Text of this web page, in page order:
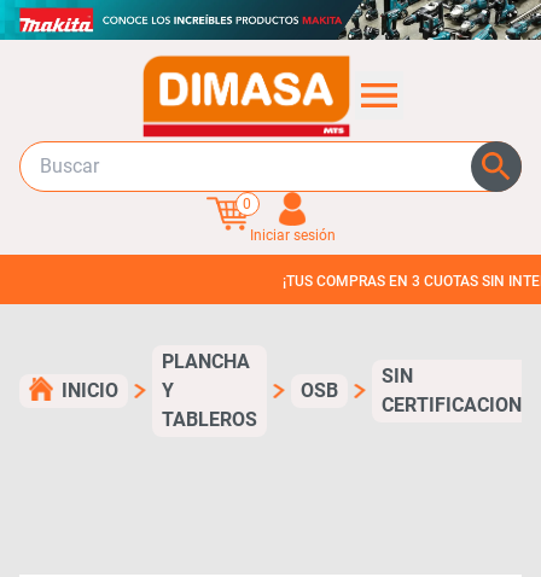
0
Iniciar sesión
¡TUS COMPRAS EN 3 CUOTAS SIN INTERES!
INICIO
PLANCHA
Y
TABLEROS
OSB
SIN
CERTIFICACION